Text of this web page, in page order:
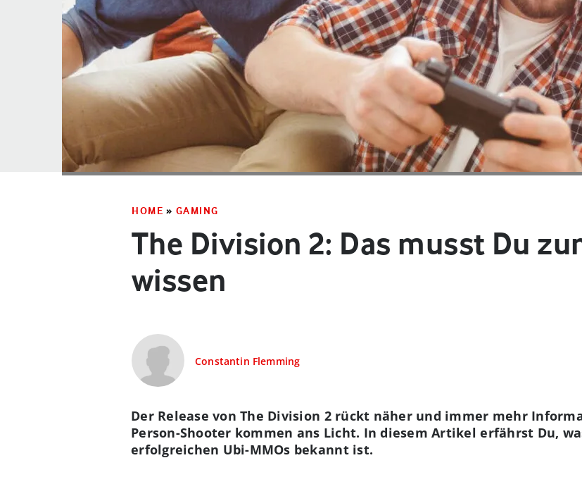
HOME » GAMING
The Division 2: Das musst Du
wissen
Constantin Flemming
Der Release von The Division 2 rückt näher und immer mehr
Person-Shooter kommen ans Licht. In diesem Artikel erfährst Du,
erfolgreichen Ubi-MMOs bekannt ist.